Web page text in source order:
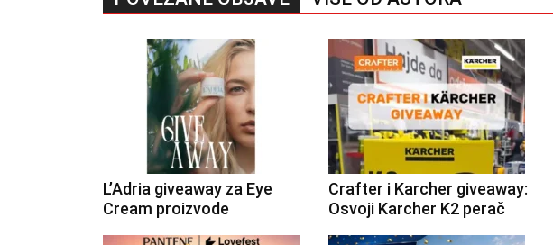
L’Adria giveaway za Eye
Cream proizvode
Crafter i Karcher giveaway:
Osvoji Karcher K2 perač